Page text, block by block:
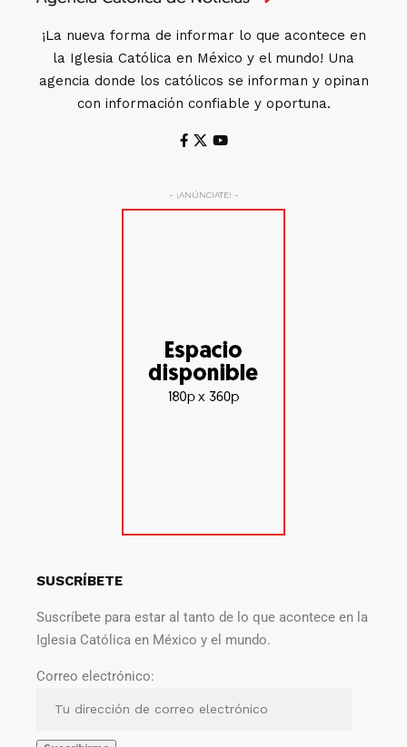
¡La nueva forma de informar lo que acontece en
la Iglesia Católica en México y el mundo! Una
agencia donde los católicos se informan y opinan
con información confiable y oportuna.
- ¡ANÚNCIATE! -
SUSCRÍBETE
Suscríbete para estar al tanto de lo que acontece en la
Iglesia Católica en México y el mundo.
Correo electrónico: